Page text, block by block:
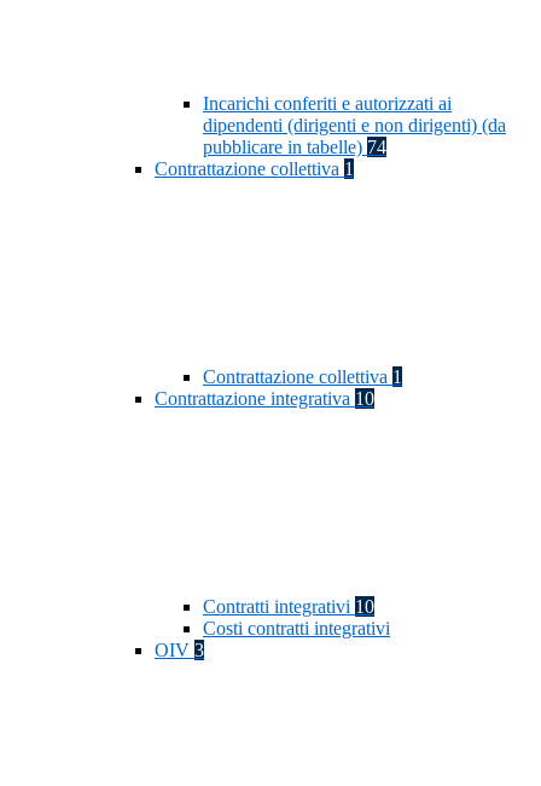
Incarichi conferiti e autorizzati ai
dipendenti (dirigenti e non dirigenti) (da
pubblicare in tabelle) 74
Contrattazione collettiva 1
Contrattazione collettiva 1
Contrattazione integrativa 10
Contratti integrativi 10
Costi contratti integrativi
OIV 3